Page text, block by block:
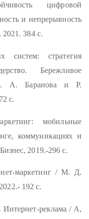
цифровой
и непрерывность
384 с.
систем: стратегия
Бережливое
А. Баранова и Р.
с.
мобильные
коммуникациях и
2019.-296 с.
маркетинг / М. Д.
192 с.
реклама / А,